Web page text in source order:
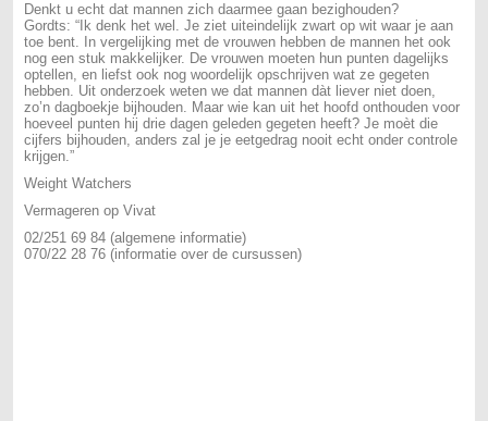
Denkt u echt dat mannen zich daarmee gaan bezighouden?
Gordts: “Ik denk het wel. Je ziet uiteindelijk zwart op wit waar je aan
toe bent. In vergelijking met de vrouwen hebben de mannen het ook
nog een stuk makkelijker. De vrouwen moeten hun punten dagelijks
optellen, en liefst ook nog woordelijk opschrijven wat ze gegeten
hebben. Uit onderzoek weten we dat mannen dàt liever niet doen,
zo’n dagboekje bijhouden. Maar wie kan uit het hoofd onthouden voor
hoeveel punten hij drie dagen geleden gegeten heeft? Je moèt die
cijfers bijhouden, anders zal je je eetgedrag nooit echt onder controle
krijgen.”
Weight Watchers
Vermageren op Vivat
02/251 69 84 (algemene informatie)
070/22 28 76 (informatie over de cursussen)